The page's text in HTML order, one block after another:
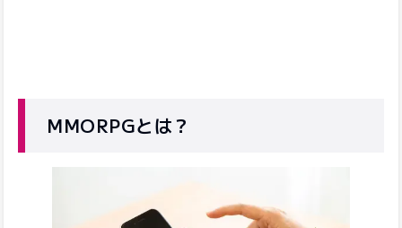
MMORPGとは？